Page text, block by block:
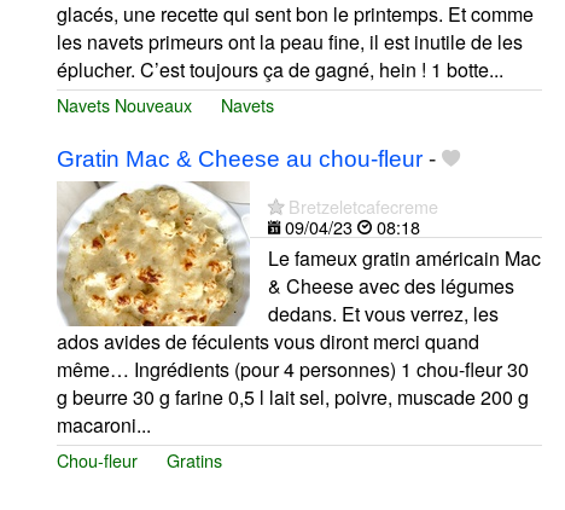
glacés, une recette qui sent bon le printemps. Et comme
les navets primeurs ont la peau fine, il est inutile de les
éplucher. C’est toujours ça de gagné, hein ! 1 botte...
Navets Nouveaux Navets
Gratin Mac & Cheese au chou-fleur -
Bretzeletcafecreme
09/04/23
08:18
Le fameux gratin américain Mac
& Cheese avec des légumes
dedans. Et vous verrez, les
ados avides de féculents vous diront merci quand
même… Ingrédients (pour 4 personnes) 1 chou-fleur 30
g beurre 30 g farine 0,5 l lait sel, poivre, muscade 200 g
macaroni...
Chou-fleur Gratins